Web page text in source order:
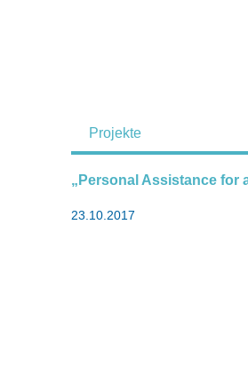
Projekte
„Personal Assistance for
23.10.2017